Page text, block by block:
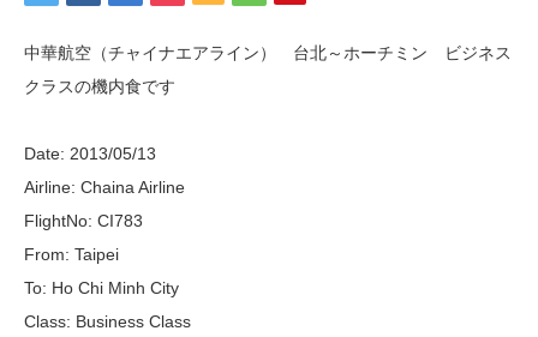
中華航空（チャイナエアライン） 台北～ホーチミン ビジネス
クラスの機内食です
Date: 2013/05/13
Airline: Chaina Airline
FlightNo: CI783
From: Taipei
To: Ho Chi Minh City
Class: Business Class